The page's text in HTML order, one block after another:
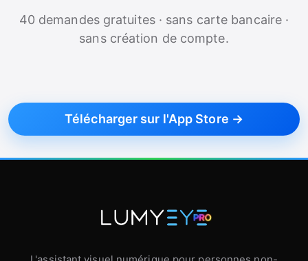
40 demandes gratuites · sans carte bancaire ·
sans création de compte.
Télécharger sur l'App Store →